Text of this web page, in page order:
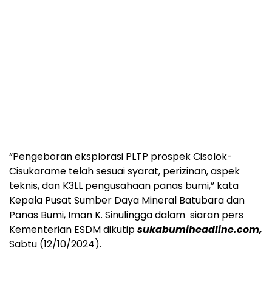
“Pengeboran eksplorasi PLTP prospek Cisolok-
Cisukarame telah sesuai syarat, perizinan, aspek
teknis, dan K3LL pengusahaan panas bumi,” kata
Kepala Pusat Sumber Daya Mineral Batubara dan
Panas Bumi, Iman K. Sinulingga dalam siaran pers
Kementerian ESDM dikutipsukabumiheadline.com,
Sabtu (12/10/2024).